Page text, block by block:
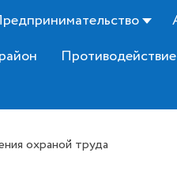
охраной труда